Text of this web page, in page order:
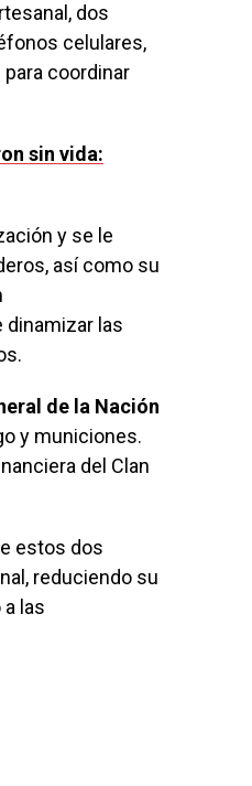
dos
celulares,
coordinar
sin vida:
y se le
así como su
dinamizar las
de la Nación
y municiones.
del Clan
estos dos
reduciendo su
las